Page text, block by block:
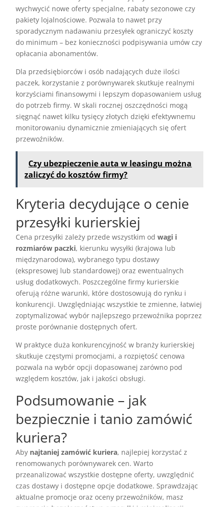
wychwycić nowe oferty specjalne, rabaty sezonowe czy
pakiety lojalnościowe. Pozwala to nawet przy
sporadycznym nadawaniu przesyłek ograniczyć koszty
do minimum – bez konieczności podpisywania umów czy
opłacania abonamentów.
Dla przedsiębiorców i osób nadających duże ilości
paczek, korzystanie z porównywarek skutkuje realnymi
korzyściami finansowymi i lepszym dopasowaniem usług
do potrzeb firmy. W skali rocznej oszczędności mogą
sięgnąć nawet kilku tysięcy złotych dzięki efektywnemu
monitorowaniu dynamicznie zmieniających się ofert
przewoźników.
Czy ubezpieczenie auta w leasingu można
zaliczyć do kosztów firmy?
Kryteria decydujące o cenie
przesyłki kurierskiej
Cena przesyłki zależy przede wszystkim odwagi i
rozmiarów paczki, kierunku wysyłki (krajowa lub
międzynarodowa), wybranego typu dostawy
(ekspresowej lub standardowej) oraz ewentualnych
usług dodatkowych. Poszczególne firmy kurierskie
oferują różne warunki, które dostosowują do rynku i
konkurencji. Uwzględniając wszystkie te zmienne, łatwiej
zoptymalizować wybór najlepszego przewoźnika poprzez
proste porównanie dostępnych ofert.
W praktyce duża konkurencyjność w branży kurierskiej
skutkuje częstymi promocjami, a rozpiętość cenowa
pozwala na wybór opcji dopasowanej zarówno pod
względem kosztów, jak i jakości obsługi.
Podsumowanie – jak
bezpiecznie i tanio zamówić
kuriera?
Aby najtaniej zamówić kuriera, najlepiej korzystać z
renomowanych porównywarek cen. Warto
przeanalizować wszystkie dostępne oferty, uwzględnić
czas dostawy i dostępne opcje dodatkowe. Sprawdzając
aktualne promocje oraz oceny przewoźników, masz